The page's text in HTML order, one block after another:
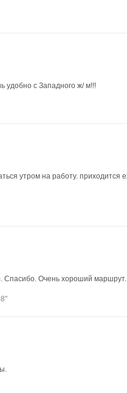
удобно с Западного ж/ м!!!
утром на работу. приходится
Очень хороший маршрут.